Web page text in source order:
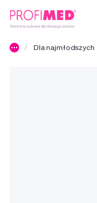
Dla najmłodszych